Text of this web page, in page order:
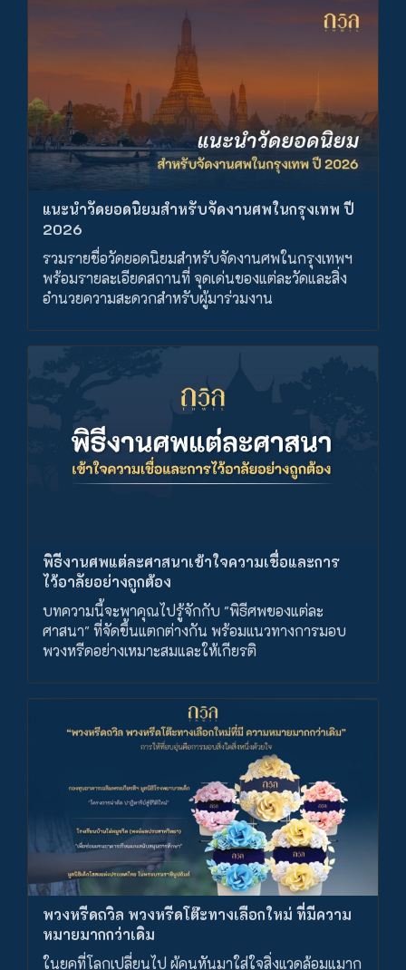
แนะนำวัดยอดนิยมสำหรับจัดงานศพในกรุงเทพ ปี
2026
รวมรายชื่อวัดยอดนิยมสำหรับจัดงานศพในกรุงเทพฯ
พร้อมรายละเอียดสถานที่ จุดเด่นของแต่ละวัดและสิ่ง
อำนวยความสะดวกสำหรับผู้มาร่วมงาน
พิธีงานศพแต่ละศาสนาเข้าใจความเชื่อและการ
ไว้อาลัยอย่างถูกต้อง
บทความนี้จะพาคุณไปรู้จักกับ "พิธีศพของแต่ละ
ศาสนา" ที่จัดขึ้นแตกต่างกัน พร้อมแนวทางการมอบ
พวงหรีดอย่างเหมาะสมและให้เกียรติ
พวงหรีดถวิล พวงหรีดโต๊ะทางเลือกใหม่ ที่มีความ
หมายมากกว่าเดิม
ในยุคที่โลกเปลี่ยนไป ผู้คนหันมาใส่ใจสิ่งแวดล้อมแมาก